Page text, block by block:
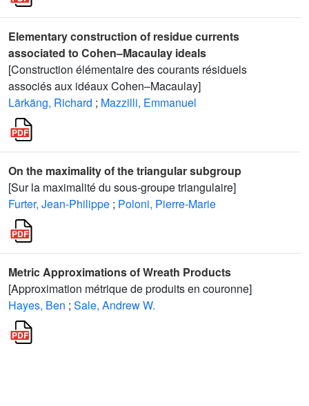
Elementary construction of residue currents
associated to Cohen–Macaulay ideals
[Construction élémentaire des courants résiduels
associés aux idéaux Cohen–Macaulay]
Lärkäng, Richard ; Mazzilli, Emmanuel
On the maximality of the triangular subgroup
[Sur la maximalité du sous-groupe triangulaire]
Furter, Jean-Philippe ; Poloni, Pierre-Marie
Metric Approximations of Wreath Products
[Approximation métrique de produits en couronne]
Hayes, Ben ; Sale, Andrew W.